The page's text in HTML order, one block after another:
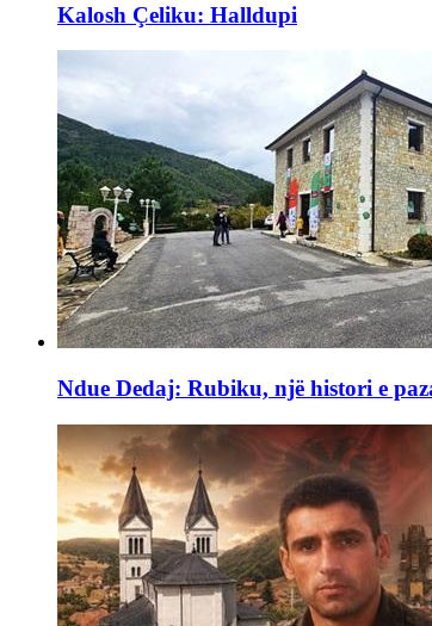
Kalosh Çeliku: Halldupi
Ndue Dedaj: Rubiku, një histori e